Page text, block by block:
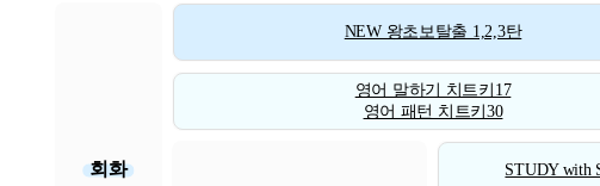
회화
NEW 왕초보탈출 1,2,3탄
영어 말하기 치트키17
영어 패턴 치트키30
STUDY with